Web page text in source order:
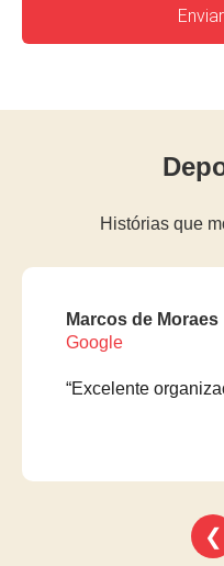
Histórias que
Marcos de Moraes
Google
“Excelente
❮